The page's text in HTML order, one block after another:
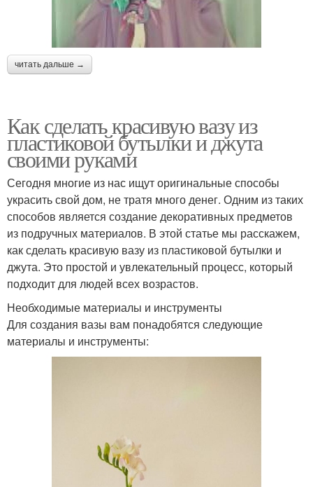
читать дальше →
Как сделать красивую вазу из
пластиковой бутылки и джута
своими руками
Сегодня многие из нас ищут оригинальные способы
украсить свой дом, не тратя много денег. Одним из таких
способов является создание декоративных предметов
из подручных материалов. В этой статье мы расскажем,
как сделать красивую вазу из пластиковой бутылки и
джута. Это простой и увлекательный процесс, который
подходит для людей всех возрастов.
Необходимые материалы и инструменты
Для создания вазы вам понадобятся следующие
материалы и инструменты: